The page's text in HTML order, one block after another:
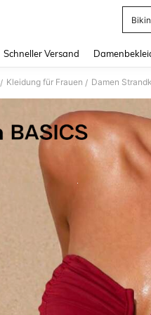
Schneller Versand
/ Kleidung für Frauen / Damen